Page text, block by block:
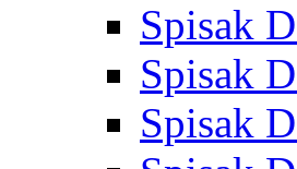
Spisak
Spisak
Spisak